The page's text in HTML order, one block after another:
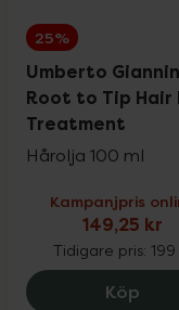
25%
Umberto
Root to Tip Hair
Treatment
Hårolja 100 ml
Kampanjpris
149,25 kr
Tidigare pris: 199
Köp